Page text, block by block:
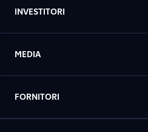
INVESTITORI
MEDIA
FORNITORI